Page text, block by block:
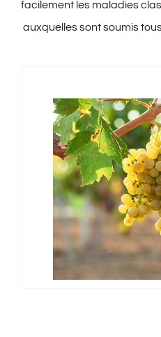
facilement les maladies
auxquelles sont soumis